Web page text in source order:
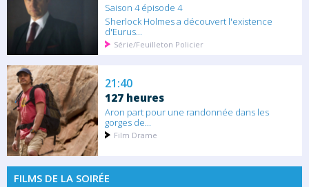
Saison 4 épisode 4
Sherlock Holmes a découvert l'existence
d'Eurus...
Série/Feuilleton Policier
21:40
127 heures
Aron part pour une randonnée dans les
gorges de...
Film Drame
FILMS DE LA SOIRÉE